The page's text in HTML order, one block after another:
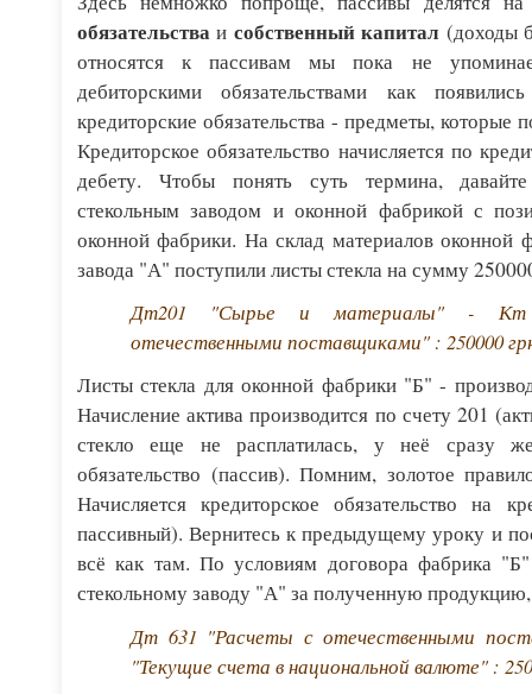
обязательства и собственный капитал (доходы
относятся к пассивам мы пока не
дебиторскими обязательствами как
кредиторские обязательства - предметы, которые
Кредиторское обязательство начисляется по
дебету. Чтобы понять суть термина,
стекольным заводом и оконной фабрикой с
оконной фабрики. На склад материалов оконной
завода "А" поступили листы стекла на сумму
Дт201 "Сырье и материалы" -
отечественными поставщиками" : 250000
Листы стекла для оконной фабрики "Б" -
Начисление актива производится по счету 201
стекло еще не расплатилась, у неё сразу же
обязательство (пассив). Помним, золотое
Начисляется кредиторское обязательство на
пассивный). Вернитесь к предыдущему уроку и
всё как там. По условиям договора фабрика
стекольному заводу "А" за полученную
Дт 631 "Расчеты с отечественными
"Текущие счета в национальной валюте" :